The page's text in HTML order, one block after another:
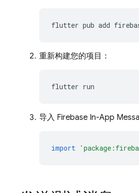
flutter pub add
重新构建您的项目：
flutter
导入 Firebase In-App
import